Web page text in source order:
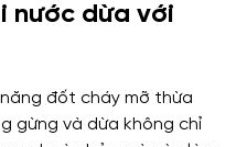
nước dừa với
đốt cháy mỡ thừa
gừng và dừa không chỉ